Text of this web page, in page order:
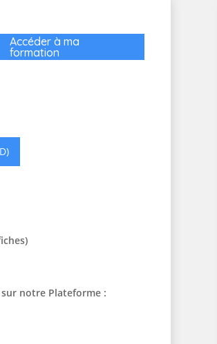
Accéder à ma
formation
notre Plateforme :